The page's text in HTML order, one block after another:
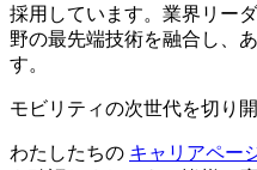
採用しています。業界リー
野の最先端技術を融合し、
す。
モビリティの次世代を切り
わたしたちの キャリアペー